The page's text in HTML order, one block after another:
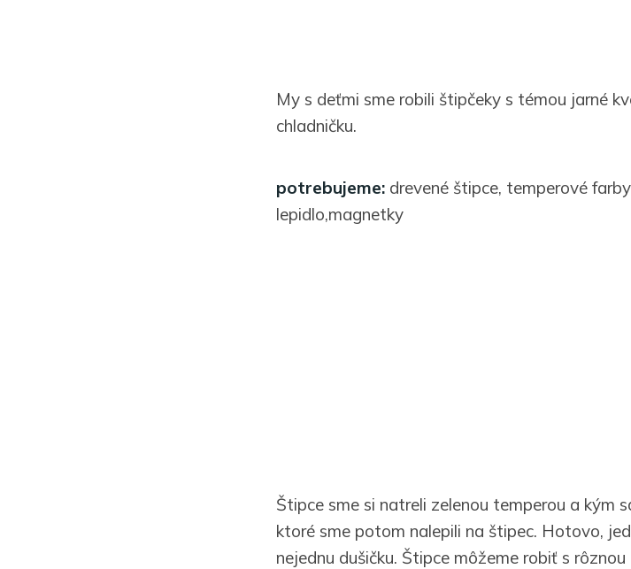
My s deťmi sme robili štipčeky s témou jarné
chladničku.
potrebujeme: drevené štipce, temperové
lepidlo,magnetky
Štipce sme si natreli zelenou temperou a kým
ktoré sme potom nalepili na štipec. Hotovo,
nejednu dušičku. Štipce môžeme robiť s